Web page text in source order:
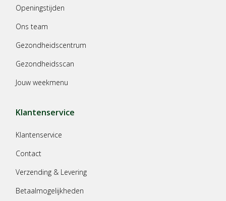
Openingstijden
Ons team
Gezondheidscentrum
Gezondheidsscan
Jouw weekmenu
Klantenservice
Klantenservice
Contact
Verzending & Levering
Betaalmogelijkheden